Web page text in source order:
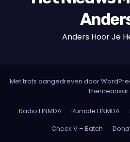
Anders Hoor Je
Met trots aangedreven door
Themeansar.
Radio HNMDA Rumble HNMDA
Check V – Batch